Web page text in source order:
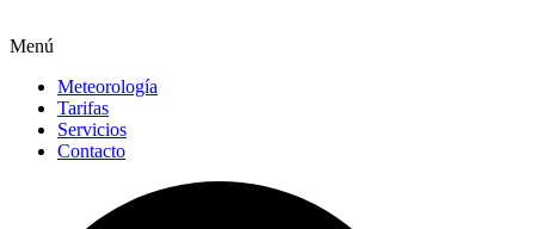
Menú
Meteorología
Tarifas
Servicios
Contacto